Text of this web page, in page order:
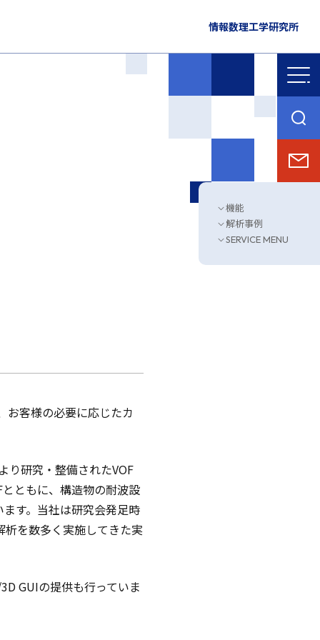
情報数理工学研究所
機能
解析事例
SERVICE MENU
お客様の必要に応じたカ
り研究・整備されたVOF
ともに、構造物の耐波設
す。当社は研究会発足時
析を数多く実施してきた実
GUIの提供も行っていま